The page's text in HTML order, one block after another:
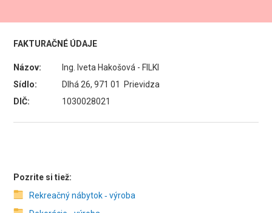
FAKTURAČNÉ ÚDAJE
Názov:
Ing. Iveta Hakošová - FILKI
Sídlo:
Dlhá 26, 971 01 Prievidza
DIČ:
1030028021
Pozrite si tiež:
Rekreačný nábytok ‑ výroba